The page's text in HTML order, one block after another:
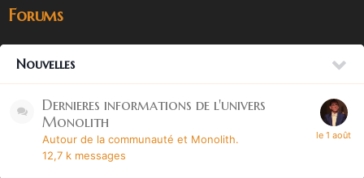
Forums
Nouvelles
Dernieres informations de l'univers
Monolith
Autour de la communauté et Monolith.
12,7 k messages